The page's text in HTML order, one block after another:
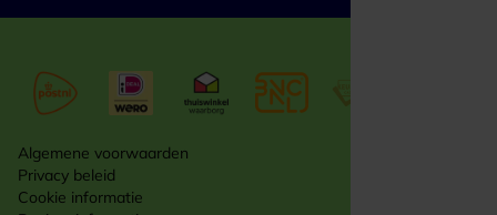
Algemene voorwaarden
Privacy beleid
Cookie informatie